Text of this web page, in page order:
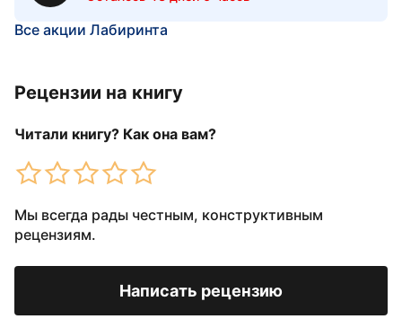
Все акции Лабиринта
Рецензии на книгу
Читали книгу? Как она вам?
Мы всегда рады честным, конструктивным
рецензиям.
Написать рецензию